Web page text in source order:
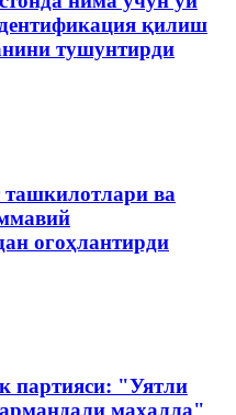
қилиш
тушунтирди
ва
огоҳлантирди
партияси: "Уятли
маҳалла"